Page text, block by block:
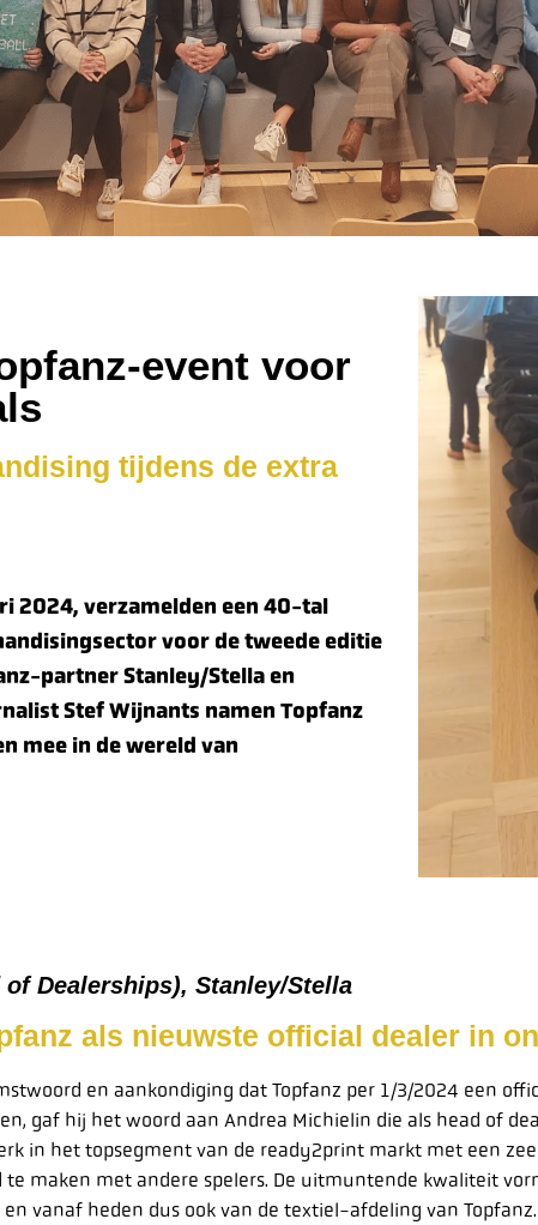
event voor
tijdens de extra
2024, verzamelden een 40-tal
voor de tweede editie
partner Stanley/Stella en
Stef Wijnants namen Topfanz
mee in de wereld van
Dealerships), Stanley/Stella
als nieuwste official dealer in
en aankondiging dat Topfanz per 1/3/2024 een
gaf hij het woord aan Andrea Michielin die als head of
in het topsegment van de ready2print markt met een
maken met andere spelers. De uitmuntende kwaliteit
vanaf heden dus ook van de textiel-afdeling van Topfanz.